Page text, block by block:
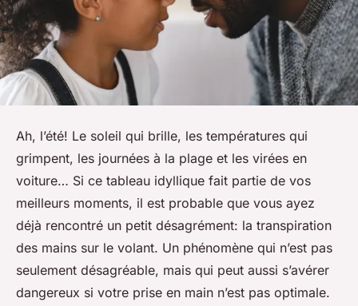
Ah, l’été! Le soleil qui brille, les températures qui
grimpent, les journées à la plage et les virées en
voiture… Si ce tableau idyllique fait partie de vos
meilleurs moments, il est probable que vous ayez
déjà rencontré un petit désagrément: la transpiration
des mains sur le volant. Un phénomène qui n’est pas
seulement désagréable, mais qui peut aussi s’avérer
dangereux si votre prise en main n’est pas optimale.